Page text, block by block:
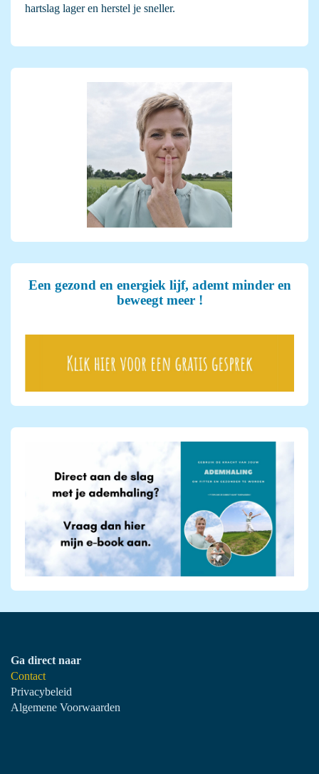
hartslag lager en herstel je sneller.
Een gezond en energiek lijf, ademt minder en
beweegt meer !
Ga direct naar
Contact
Privacybeleid
Algemene Voorwaarden